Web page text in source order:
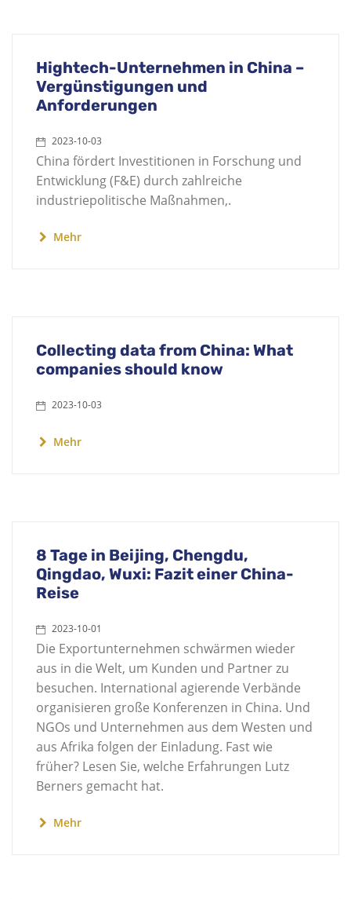
Hightech-Unternehmen in China –
Vergünstigungen und
Anforderungen
2023-10-03
China fördert Investitionen in Forschung und
Entwicklung (F&E) durch zahlreiche
industriepolitische Maßnahmen,.
Mehr
Collecting data from China: What
companies should know
2023-10-03
Mehr
8 Tage in Beijing, Chengdu,
Qingdao, Wuxi: Fazit einer China-
Reise
2023-10-01
Die Exportunternehmen schwärmen wieder
aus in die Welt, um Kunden und Partner zu
besuchen. International agierende Verbände
organisieren große Konferenzen in China. Und
NGOs und Unternehmen aus dem Westen und
aus Afrika folgen der Einladung. Fast wie
früher? Lesen Sie, welche Erfahrungen Lutz
Berners gemacht hat.
Mehr